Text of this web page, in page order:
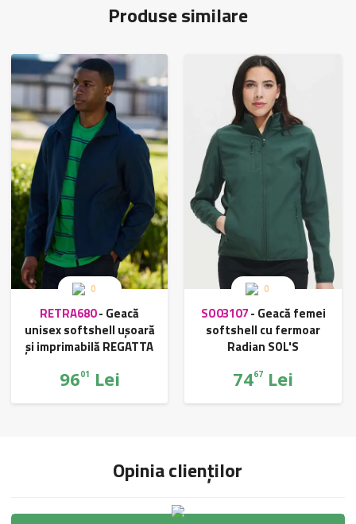
Produse similare
0
RETRA680- Geacă
unisex softshell ușoară
și imprimabilă REGATTA
9601 Lei
0
SO03107- Geacă femei
softshell cu fermoar
Radian SOL'S
7467 Lei
Opinia clienților